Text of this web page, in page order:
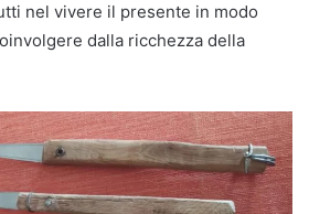
nel vivere il presente in modo
dalla ricchezza della